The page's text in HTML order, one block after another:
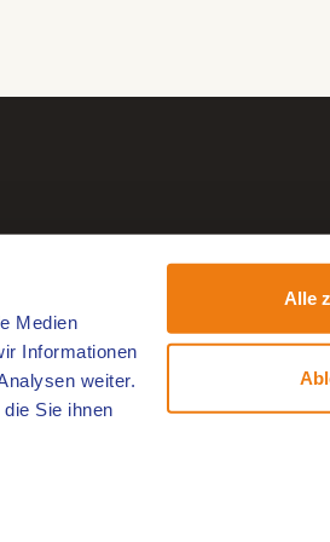
Medien
Informationen
weiter.
Sie ihnen
Alle